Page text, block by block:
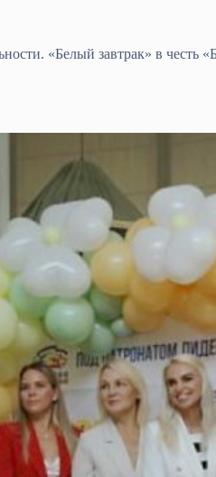
«Белый завтрак» в честь